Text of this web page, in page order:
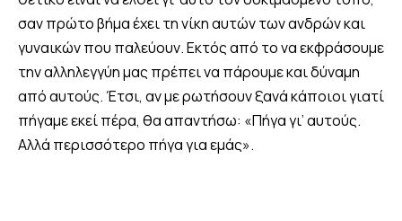
σαν πρώτο βήμα έχει τη νίκη αυτών των ανδρών και
γυναικών που παλεύουν. Εκτός από το να εκφράσουμε
την αλληλεγγύη μας πρέπει να πάρουμε και δύναμη
από αυτούς. Έτσι, αν με ρωτήσουν ξανά κάποιοι γιατί
πήγαμε εκεί πέρα, θα απαντήσω: «Πήγα γι’ αυτούς.
Αλλά περισσότερο πήγα για εμάς».